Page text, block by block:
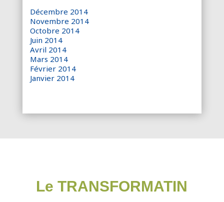
Décembre 2014
Novembre 2014
Octobre 2014
Juin 2014
Avril 2014
Mars 2014
Février 2014
Janvier 2014
Le TRANSFORMATIN